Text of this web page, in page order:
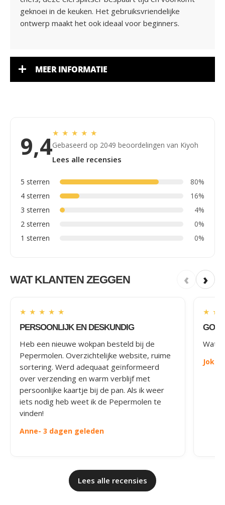
geknoei in de keuken. Het gebruiksvriendelijke
ontwerp maakt het ook ideaal voor beginners.
MEER INFORMATIE
9,4★ ★ ★ ★ ★
Gebaseerd op 2049 beoordelingen van Kiyoh
Lees alle recensies
5 sterren
80%
4 sterren
16%
3 sterren
4%
2 sterren
0%
1 sterren
0%
WAT KLANTEN ZEGGEN ‹ ›
★ ★ ★ ★ ★
PERSOONLIJK EN DESKUNDIG
Heb een nieuwe wokpan besteld bij de
Pepermolen. Overzichtelijke website, ruime
sortering. Werd adequaat geïnformeerd
over verzending en warm verblijf met
persoonlijke kaartje bij de pan. Als ik weer
iets nodig heb weet ik de Pepermolen te
vinden!
Anne- 3 dagen geleden
★ ★
Wat
Joke
Lees alle recensies